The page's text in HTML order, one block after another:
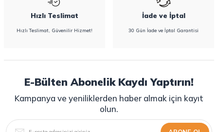
Hızlı Teslimat
Hızlı Teslimat, Güvenilir Hizmet!
İade ve İptal
30 Gün İade ve İptal Garantisi
E-Bülten Abonelik Kaydı Yaptırın!
Kampanya ve yeniliklerden haber almak için kayıt
olun.